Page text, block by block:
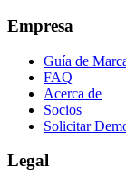
Empresa
Guía de
FAQ
Acerca de
Socios
Solicitar
Legal